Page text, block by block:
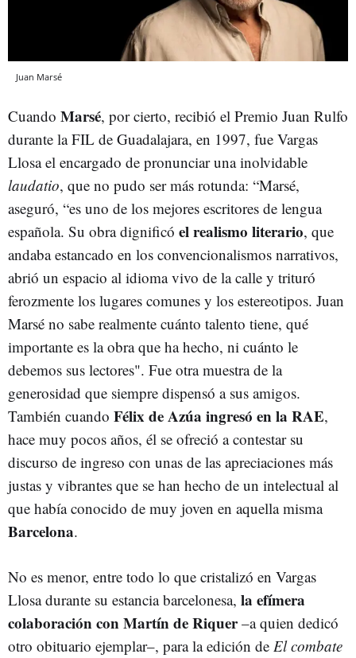
Juan Marsé
Cuando Marsé, por cierto, recibió el Premio Juan Rulfo
durante la FIL de Guadalajara, en 1997, fue Vargas
Llosa el encargado de pronunciar una inolvidable
laudatio, que no pudo ser más rotunda: “Marsé,
aseguró, “es uno de los mejores escritores de lengua
española. Su obra dignificó el realismo literario, que
andaba estancado en los convencionalismos narrativos,
abrió un espacio al idioma vivo de la calle y trituró
ferozmente los lugares comunes y los estereotipos. Juan
Marsé no sabe realmente cuánto talento tiene, qué
importante es la obra que ha hecho, ni cuánto le
debemos sus lectores". Fue otra muestra de la
generosidad que siempre dispensó a sus amigos.
También cuando Félix de Azúa ingresó en la RAE,
hace muy pocos años, él se ofreció a contestar su
discurso de ingreso con unas de las apreciaciones más
justas y vibrantes que se han hecho de un intelectual al
que había conocido de muy joven en aquella misma
Barcelona.
No es menor, entre todo lo que cristalizó en Vargas
Llosa durante su estancia barcelonesa, la efímera
colaboración con Martín de Riquer–a quien dedicó
otro obituario ejemplar–, para la edición de El combate